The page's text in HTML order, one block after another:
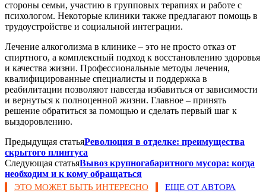
стороны семьи, участию в групповых терапиях и работе с
психологом. Некоторые клиники также предлагают помощь в
трудоустройстве и социальной интеграции.
Лечение алкоголизма в клинике – это не просто отказ от
спиртного, а комплексный подход к восстановлению здоровья
и качества жизни. Профессиональные методы лечения,
квалифицированные специалисты и поддержка в
реабилитации позволяют навсегда избавиться от зависимости
и вернуться к полноценной жизни. Главное – принять
решение обратиться за помощью и сделать первый шаг к
выздоровлению.
Предыдущая статьяРеволюция в отделке: преимущества
скрытого плинтуса
Следующая статьяВывоз крупногабаритного мусора: когда
необходим и к кому обращаться
ЭТО МОЖЕТ БЫТЬ ИНТЕРЕСНО ЕЩЕ ОТ АВТОРА